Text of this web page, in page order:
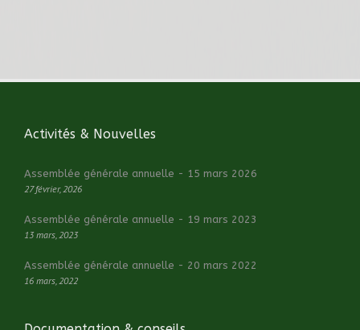
Activités & Nouvelles
Assemblée générale annuelle - 15 mars 2026
27 février, 2026
Assemblée générale annuelle - 19 mars 2023
13 mars, 2023
Assemblée générale annuelle - 20 mars 2022
16 mars, 2022